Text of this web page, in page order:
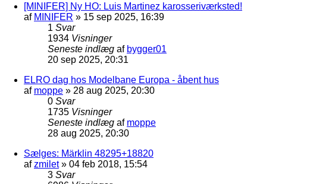
[MINIFER] Ny HO: Luis Martinez karosseriværksted!
af MINIFER » 15 sep 2025, 16:39
1 Svar
1934 Visninger
Seneste indlæg af bygger01
20 sep 2025, 20:31
ELRO dag hos Modelbane Europa - åbent hus
af moppe » 28 aug 2025, 20:30
0 Svar
1735 Visninger
Seneste indlæg af moppe
28 aug 2025, 20:30
Sælges: Märklin 48295+18820
afzmilet» 04 feb 2018, 15:54
3 Svar